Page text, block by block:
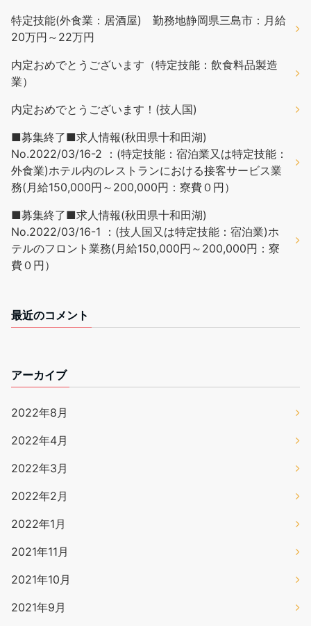
特定技能(外食業：居酒屋) 勤務地静岡県三島市：月給
20万円～22万円
内定おめでとうございます（特定技能：飲食料品製造
業）
内定おめでとうございます！(技人国)
■募集終了■求人情報(秋田県十和田湖)
No.2022/03/16-2 ：(特定技能：宿泊業又は特定技能：
外食業)ホテル内のレストランにおける接客サービス業
務(月給150,000円～200,000円：寮費０円）
■募集終了■求人情報(秋田県十和田湖)
No.2022/03/16-1 ：(技人国又は特定技能：宿泊業)ホ
テルのフロント業務(月給150,000円～200,000円：寮
費０円）
最近のコメント
アーカイブ
2022年8月
2022年4月
2022年3月
2022年2月
2022年1月
2021年11月
2021年10月
2021年9月